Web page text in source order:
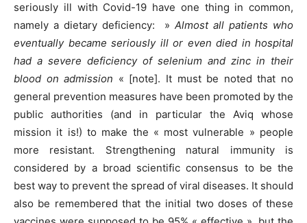
seriously ill with Covid-19 have one thing in common,
namely a dietary deficiency: » Almost all patients who
eventually became seriously ill or even died in hospital
had a severe deficiency of selenium and zinc in their
blood on admission « [note]. It must be noted that no
general prevention measures have been promoted by the
public authorities (and in particular the Aviq whose
mission it is!) to make the « most vulnerable » people
more resistant. Strengthening natural immunity is
considered by a broad scientific consensus to be the
best way to prevent the spread of viral diseases. It should
also be remembered that the initial two doses of these